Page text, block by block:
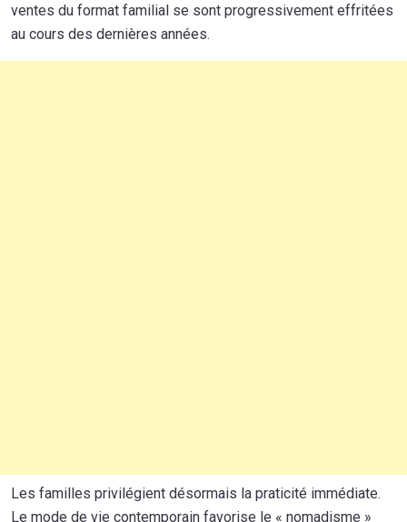
ventes du format familial se sont progressivement effritées
au cours des dernières années.
Les familles privilégient désormais la praticité immédiate.
Le mode de vie contemporain favorise le « nomadisme »